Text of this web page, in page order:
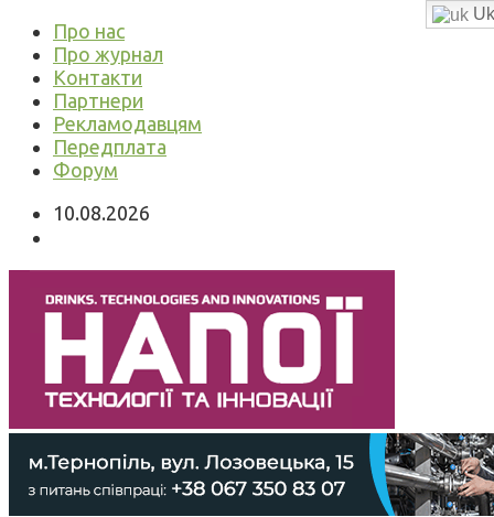
Про нас
Про журнал
Контакти
Партнери
Рекламодавцям
Передплата
Форум
10.08.2026